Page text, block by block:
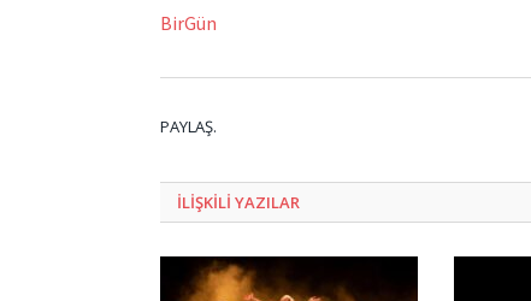
BirGün
PAYLAŞ.
ILIŞKILI YAZILAR